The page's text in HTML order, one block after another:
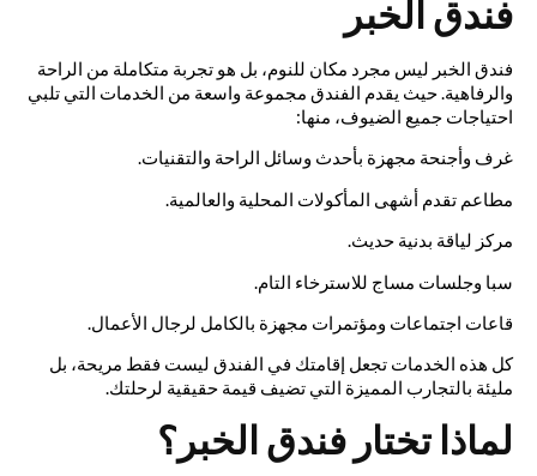
فندق الخبر
فندق الخبر ليس مجرد مكان للنوم، بل هو تجربة متكاملة من الراحة
والرفاهية. حيث يقدم الفندق مجموعة واسعة من الخدمات التي تلبي
احتياجات جميع الضيوف، منها:
غرف وأجنحة مجهزة بأحدث وسائل الراحة والتقنيات.
مطاعم تقدم أشهى المأكولات المحلية والعالمية.
مركز لياقة بدنية حديث.
سبا وجلسات مساج للاسترخاء التام.
قاعات اجتماعات ومؤتمرات مجهزة بالكامل لرجال الأعمال.
كل هذه الخدمات تجعل إقامتك في الفندق ليست فقط مريحة، بل
مليئة بالتجارب المميزة التي تضيف قيمة حقيقية لرحلتك.
لماذا تختار فندق الخبر؟